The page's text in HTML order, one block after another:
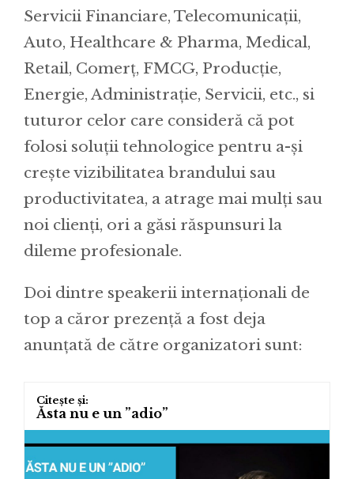
Servicii Financiare, Telecomunicații,
Auto, Healthcare & Pharma, Medical,
Retail, Comerț, FMCG, Producție,
Energie, Administrație, Servicii, etc., si
tuturor celor care consideră că pot
folosi soluții tehnologice pentru a-și
crește vizibilitatea brandului sau
productivitatea, a atrage mai mulți sau
noi clienți, ori a găsi răspunsuri la
dileme profesionale.
Doi dintre speakerii internaționali de
top a căror prezență a fost deja
anunțată de către organizatori sunt:
Ăsta nu e un ”adio”